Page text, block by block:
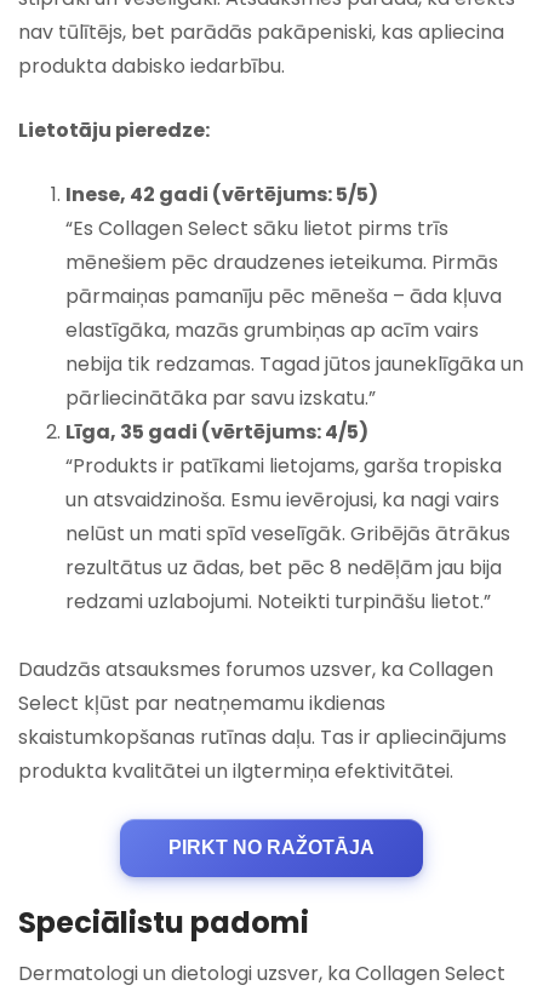
nav tūlītējs, bet parādās pakāpeniski, kas apliecina
produkta dabisko iedarbību.
Lietotāju pieredze:
Inese, 42 gadi (vērtējums: 5/5)
“Es Collagen Select sāku lietot pirms trīs
mēnešiem pēc draudzenes ieteikuma. Pirmās
pārmaiņas pamanīju pēc mēneša – āda kļuva
elastīgāka, mazās grumbiņas ap acīm vairs
nebija tik redzamas. Tagad jūtos jauneklīgāka un
pārliecinātāka par savu izskatu.”
Līga, 35 gadi (vērtējums: 4/5)
“Produkts ir patīkami lietojams, garša tropiska
un atsvaidzinoša. Esmu ievērojusi, ka nagi vairs
nelūst un mati spīd veselīgāk. Gribējās ātrākus
rezultātus uz ādas, bet pēc 8 nedēļām jau bija
redzami uzlabojumi. Noteikti turpināšu lietot.”
Daudzās atsauksmes forumos uzsver, ka Collagen
Select kļūst par neatņemamu ikdienas
skaistumkopšanas rutīnas daļu. Tas ir apliecinājums
produkta kvalitātei un ilgtermiņa efektivitātei.
PIRKT NO RAŽOTĀJA
Speciālistu padomi
Dermatologi un dietologi uzsver, ka Collagen Select